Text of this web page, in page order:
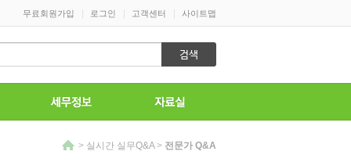
무료회원가입 로그인 고객센터 사이트맵
> 실시간 실무Q&A> 전문가 Q&A